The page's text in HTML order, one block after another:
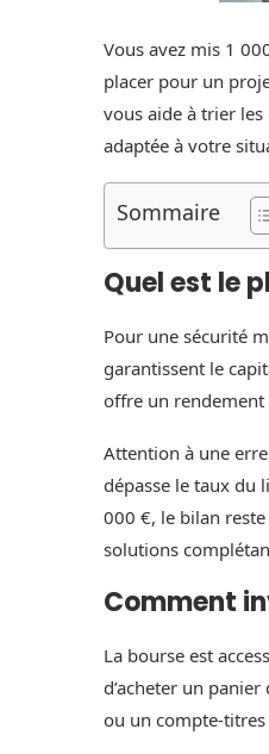
Vous avez mis 1
placer pour un
vous aide à trier
adaptée à votre
Sommaire
Quel est le
Pour une sécurité
garantissent le
offre un rendement
Attention à une
dépasse le taux du
000 €, le bilan
solutions
Comment
La bourse est
d’acheter un
ou un compte-